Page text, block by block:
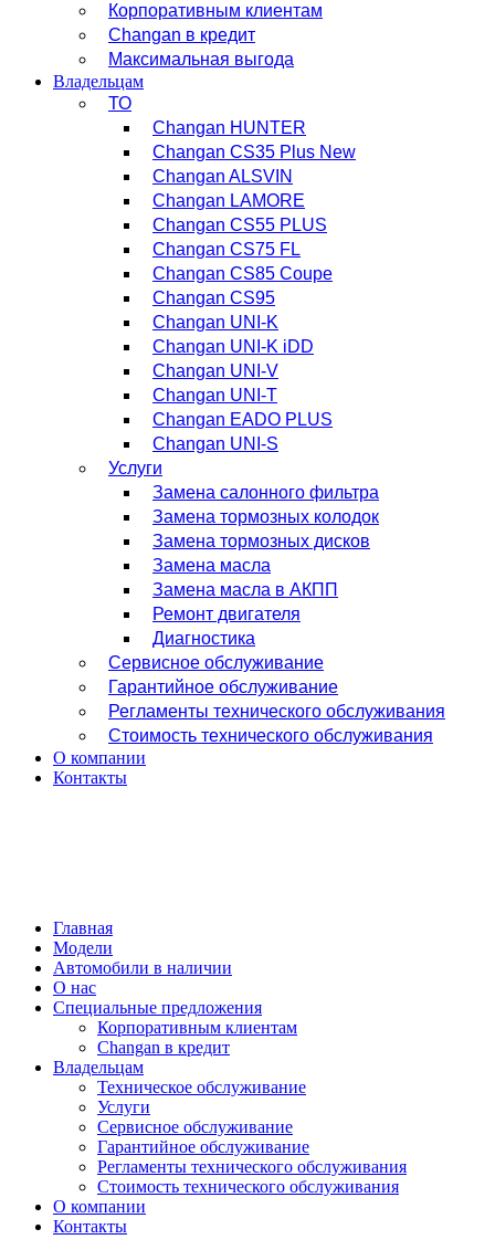
Корпоративным клиентам
Changan в кредит
Максимальная выгода
Владельцам
ТО
Changan HUNTER
Changan CS35 Plus New
Changan ALSVIN
Changan LAMORE
Changan CS55 PLUS
Changan CS75 FL
Changan CS85 Coupe
Changan CS95
Changan UNI-K
Changan UNI-K iDD
Changan UNI-V
Changan UNI-T
Changan EADO PLUS
Changan UNI-S
Услуги
Замена салонного фильтра
Замена тормозных колодок
Замена тормозных дисков
Замена масла
Замена масла в АКПП
Ремонт двигателя
Диагностика
Сервисное обслуживание
Гарантийное обслуживание
Регламенты технического обслуживания
Стоимость технического обслуживания
О компании
Контакты
Главная
Модели
Автомобили в наличии
О нас
Специальные предложения
Корпоративным клиентам
Changan в кредит
Владельцам
Техническое обслуживание
Услуги
Сервисное обслуживание
Гарантийное обслуживание
Регламенты технического обслуживания
Стоимость технического обслуживания
О компании
Контакты